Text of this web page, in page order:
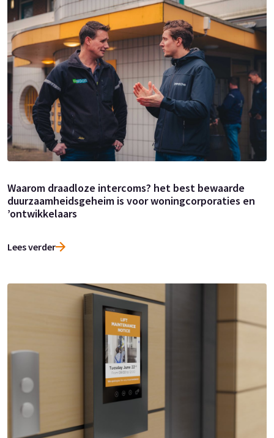
Waarom draadloze intercoms? het best bewaarde
duurzaamheidsgeheim is voor woningcorporaties en
’ontwikkelaars
Lees verder